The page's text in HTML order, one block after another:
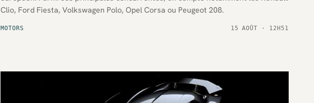
MOTORS
Clio, Ford Fiesta, Volkswagen Polo, Opel Corsa ou Peugeot 208.
15 AOÛT · 12H51